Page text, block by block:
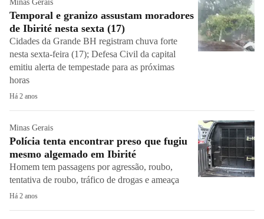
Minas Gerais
Temporal e granizo assustam moradores
de Ibirité nesta sexta (17)
Cidades da Grande BH registram chuva forte
nesta sexta-feira (17); Defesa Civil da capital
emitiu alerta de tempestade para as próximas
horas
Há 2 anos
Minas Gerais
Polícia tenta encontrar preso que fugiu
mesmo algemado em Ibirité
Homem tem passagens por agressão, roubo,
tentativa de roubo, tráfico de drogas e ameaça
Há 2 anos